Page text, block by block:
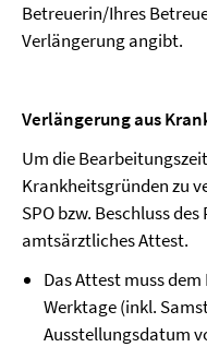
Betreuerin/Ihres
Verlängerung angibt.
Verlängerung aus
Um die
Krankheitsgründen zu
SPO bzw. Beschluss
amtsärztliches Attest.
Das Attest muss
Werktage (inkl.
Ausstellungsdatum